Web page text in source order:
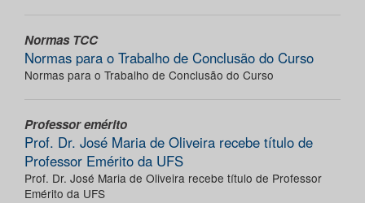
Normas TCC
Normas para o Trabalho de Conclusão do Curso
Normas para o Trabalho de Conclusão do Curso
Professor emérito
Prof. Dr. José Maria de Oliveira recebe título de
Professor Emérito da UFS
Prof. Dr. José Maria de Oliveira recebe título de Professor
Emérito da UFS